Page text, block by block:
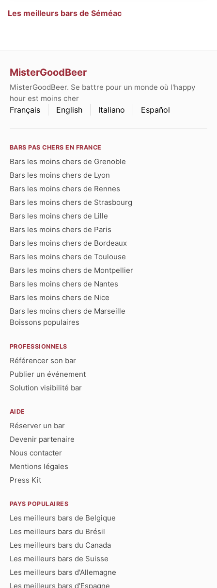
Les meilleurs bars de Séméac
MisterGoodBeer
MisterGoodBeer. Se battre pour un monde où l'happy
hour est moins cher
Français English Italiano Español
BARS PAS CHERS EN FRANCE
Bars les moins chers de Grenoble
Bars les moins chers de Lyon
Bars les moins chers de Rennes
Bars les moins chers de Strasbourg
Bars les moins chers de Lille
Bars les moins chers de Paris
Bars les moins chers de Bordeaux
Bars les moins chers de Toulouse
Bars les moins chers de Montpellier
Bars les moins chers de Nantes
Bars les moins chers de Nice
Bars les moins chers de Marseille
Boissons populaires
PROFESSIONNELS
Référencer son bar
Publier un événement
Solution visibilité bar
AIDE
Réserver un bar
Devenir partenaire
Nous contacter
Mentions légales
Press Kit
PAYS POPULAIRES
Les meilleurs bars de Belgique
Les meilleurs bars du Brésil
Les meilleurs bars du Canada
Les meilleurs bars de Suisse
Les meilleurs bars d'Allemagne
Les meilleurs bars d'Espagne